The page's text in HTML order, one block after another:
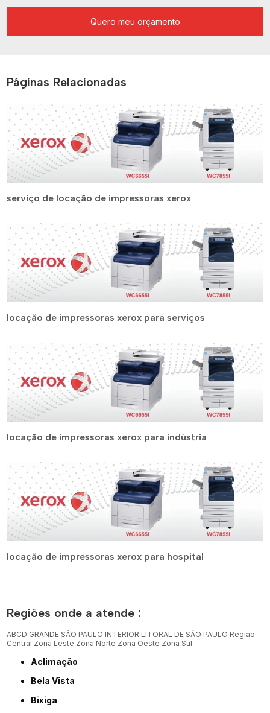
Quero meu orçamento
Páginas Relacionadas
serviço de locação de impressoras xerox
locação de impressoras xerox para serviços
locação de impressoras xerox para indústria
locação de impressoras xerox para hospital
Regiões onde a atende :
ABCD GRANDE SÃO PAULO INTERIOR LITORAL DE SÃO PAULO Região
Central Zona Leste Zona Norte Zona Oeste Zona Sul
Aclimação
Bela Vista
Bixiga